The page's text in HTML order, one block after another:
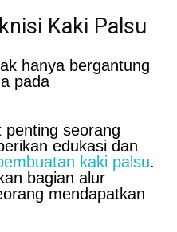
Kaki Palsu
hanya bergantung
pada
seorang
edukasi dan
kaki palsu.
bagian alur
mendapatkan